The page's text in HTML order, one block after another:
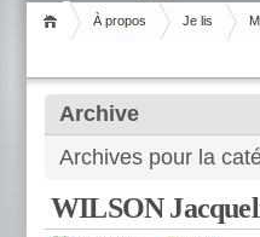
Livrement
À propos Je lis
Archive
Archives pour la
WILSON